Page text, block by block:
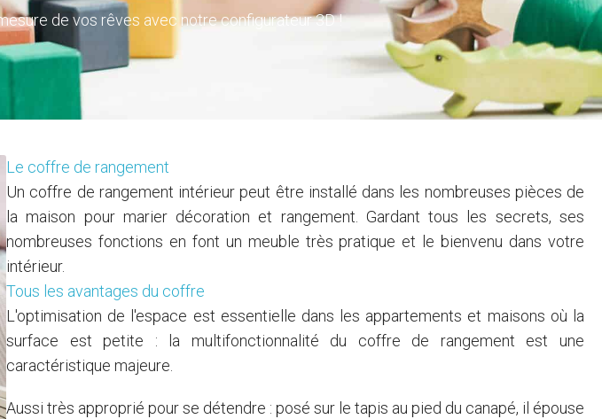
de vos rêves avec notre configurateur 3D !
Le coffre de rangement
Un coffre de rangement intérieur peut être installé dans les nombreuses pièces de
la maison pour marier décoration et rangement. Gardant tous les secrets, ses
nombreuses fonctions en font un meuble très pratique et le bienvenu dans votre
intérieur.
Tous les avantages du coffre
L'optimisation de l'espace est essentielle dans les appartements et maisons où la
surface est petite : la multifonctionnalité du coffre de rangement est une
caractéristique majeure.
Aussi très approprié pour se détendre : posé sur le tapis au pied du canapé, il épouse